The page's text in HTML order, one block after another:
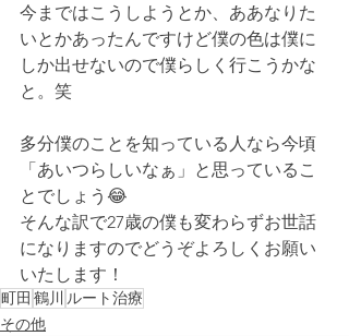
今まではこうしようとか、ああなりた
いとかあったんですけど僕の色は僕に
しか出せないので僕らしく行こうかな
と。笑
多分僕のことを知っている人なら今頃
「あいつらしいなぁ」と思っているこ
とでしょう😂
そんな訳で27歳の僕も変わらずお世話
になりますのでどうぞよろしくお願い
いたします！
町田 鶴川 ルート治療
その他